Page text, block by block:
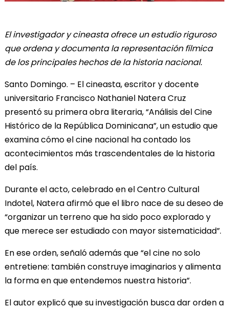
El investigador y cineasta ofrece un estudio riguroso
que ordena y documenta la representación fílmica
de los principales hechos de la historia nacional.
Santo Domingo. – El cineasta, escritor y docente
universitario Francisco Nathaniel Natera Cruz
presentó su primera obra literaria, “Análisis del Cine
Histórico de la República Dominicana”, un estudio que
examina cómo el cine nacional ha contado los
acontecimientos más trascendentales de la historia
del país.
Durante el acto, celebrado en el Centro Cultural
Indotel, Natera afirmó que el libro nace de su deseo de
“organizar un terreno que ha sido poco explorado y
que merece ser estudiado con mayor sistematicidad”.
En ese orden, señaló además que “el cine no solo
entretiene: también construye imaginarios y alimenta
la forma en que entendemos nuestra historia”.
El autor explicó que su investigación busca dar orden a